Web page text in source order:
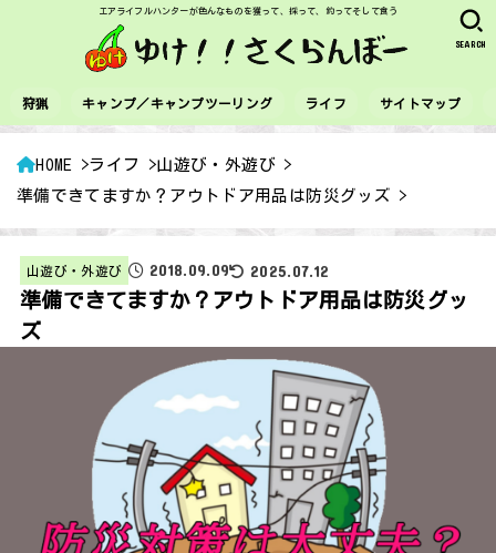
エアライフルハンターが色んなものを獲って、採って、釣ってそして食う
狩猟 キャンプ／キャンプツーリング ライフ サイトマップ
SEARCH
HOME ライフ
山遊び・外遊び
準備できてますか？アウトドア用品は防災グッズ
山遊び・外遊び 2018.09.09 2025.07.12
準備できてますか？アウトドア用品は防災グッ
ズ